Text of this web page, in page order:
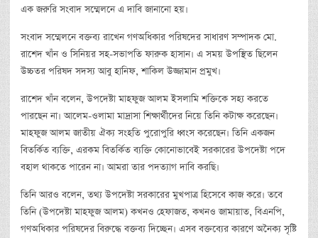
এক জরুরি সংবাদ সম্মেলনে এ দাবি জানানো হয়।
সংবাদ সম্মেলনে বক্তব্য রাখেন গণঅধিকার পরিষদের সাধারণ সম্পাদক মো.
রাশেদ খাঁন ও সিনিয়র সহ-সভাপতি ফারুক হাসান। এ সময় উপস্থিত ছিলেন
উচ্চতর পরিষদ সদস্য আবু হানিফ, শাকিল উজ্জামান প্রমুখ।
রাশেদ খাঁন বলেন, উপদেষ্টা মাহফুজ আলম ইসলামি শক্তিকে সহ্য করতে
পারছেন না। আলেম-ওলামা মাদ্রাসা শিক্ষার্থীদের নিয়ে তিনি কটাক্ষ করেছেন।
মাহফুজ আলম জাতীয় ঐক্য সংহতি পুরোপুরি ধ্বংস করেছেন। তিনি একজন
বিতর্কিত ব্যক্তি, এরকম বিতর্কিত ব্যক্তি কোনোভাবেই সরকারের উপদেষ্টা পদে
বহাল থাকতে পারেন না। আমরা তার পদত্যাগ দাবি করছি।
তিনি আরও বলেন, তথ্য উপদেষ্টা সরকারের মুখপাত্র হিসেবে কাজ করে। তবে
তিনি (উপদেষ্টা মাহফুজ আলম) কখনও হেফাজত, কখনও জামায়াত, বিএনপি,
গণঅধিকার পরিষদের বিরুদ্ধে বক্তব্য দিচ্ছেন। এসব বক্তব্যের কারণে অনৈক্য সৃষ্টি